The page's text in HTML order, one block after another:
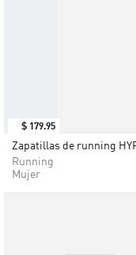
$ 179.95
Zapatillas de running
Running
Mujer